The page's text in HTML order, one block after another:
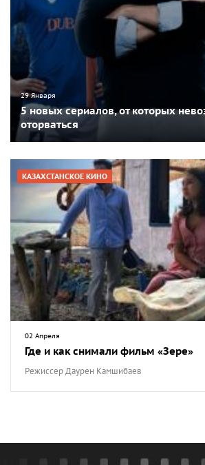
29 Января
5 новых сериалов, от которых
оторваться
КАЗАХСТАНСКОЕ КИНО
02 Апреля
Где и как снимали фильм «Зере»
Режиссер Даурен Камшибаев